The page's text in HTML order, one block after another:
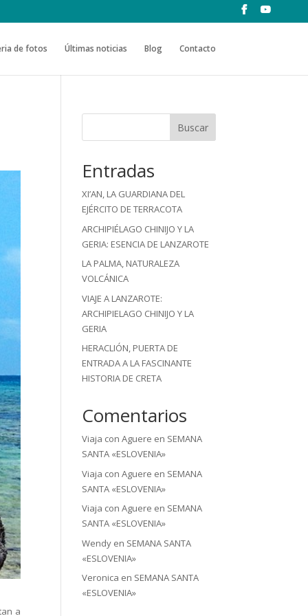
de fotos Últimas noticias Blog Contacto
a
Buscar
Entradas
XI’AN, LA GUARDIANA DEL
EJÉRCITO DE TERRACOTA
ARCHIPIÉLAGO CHINIJO Y LA
GERIA: ESENCIA DE LANZAROTE
LA PALMA, NATURALEZA
VOLCÁNICA
VIAJE A LANZAROTE:
ARCHIPIELAGO CHINIJO Y LA
GERIA
HERACLIÓN, PUERTA DE
ENTRADA A LA FASCINANTE
HISTORIA DE CRETA
Comentarios
Viaja con Aguere en SEMANA
SANTA «ESLOVENIA»
Viaja con Aguere en SEMANA
SANTA «ESLOVENIA»
Viaja con Aguere en SEMANA
SANTA «ESLOVENIA»
Wendy en SEMANA SANTA
«ESLOVENIA»
Veronica en SEMANA SANTA
«ESLOVENIA»